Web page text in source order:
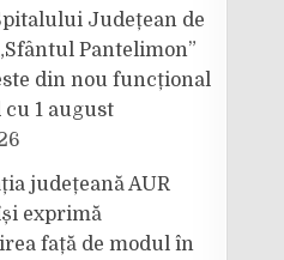
Județean de
Pantelimon”
din nou funcțional
1 august
județeană AUR
exprimă
față de modul în